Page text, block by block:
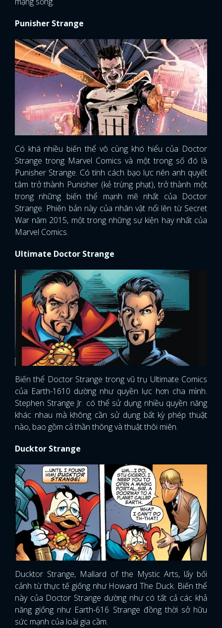
Punisher Strange
Có khá nhiều biến thể vô cùng khó hiểu của Doctor
Strange trong Marvel Comics và một trong số đó là
Punisher Strange. Có tính cách bạo lực nên anh quyết
tâm trở thành Punisher (kẻ trừng phạt), trở thành một
trong những biến thể mạnh mẽ nhất của Doctor
Strange. Phiên bản này của nhân vật nổi lên từ Secret
War năm 2015, một trong những sự kiện hay nhất của
Marvel Comics.
Ultimate Doctor Strange
Biến thể Doctor Strange trong vũ trụ Ultimate Comics
của Earth-1610 dường như quyền lực hơn cha mình.
Stephen Strange Jr. có thể sử dụng nhiều quyền năng
khác nhau mà không cần sử dụng bất kỳ phép thuật
nào, bao gồm cả thần thông và thuật thôi miên.
Ducktor Strange
Ducktor Strange, Mallard of the Mystic Arts, lấy bối
cảnh từ thực tế giống như Howard The Duck. Biến thể
này của Doctor Strange dường như có tất cả các khả
năng giống như Earth-616 Strange đồng thời sở hữu
sức mạnh của loài gia cầm.